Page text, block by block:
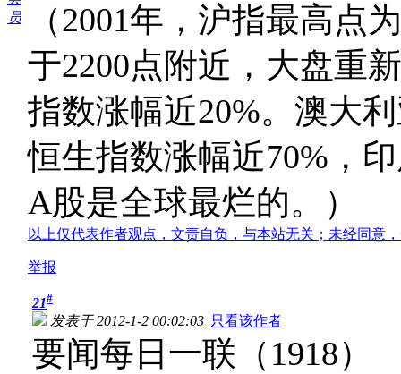
员
（2001年，沪指最高点
于2200点附近，大盘重
指数涨幅近20%。澳大
恒生指数涨幅近70%，
A股是全球最烂的。）
以上仅代表作者观点，文责自负，与本站无关；未经同意
举报
21#
发表于 2012-1-2 00:02:03 |只看该作者
要闻每日一联（1918）